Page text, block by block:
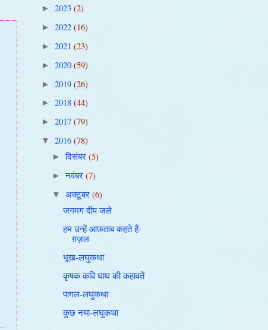
► 2023 (2)
► 2022 (16)
► 2021 (23)
► 2020 (59)
► 2019 (26)
► 2018 (44)
► 2017 (79)
▼ 2016 (78)
►दिसंबर (5)
►नवंबर (7)
▼ अक्टूबर (6)
जगमग दीप जले
हम उन्हें आफ़ताब कहते हैं-
ग़ज़ल
भूख-लघुकथा
कृषक कवि घाघ की कहावतें
पागल-लघुकथा
कुछ नया-लघुकथा